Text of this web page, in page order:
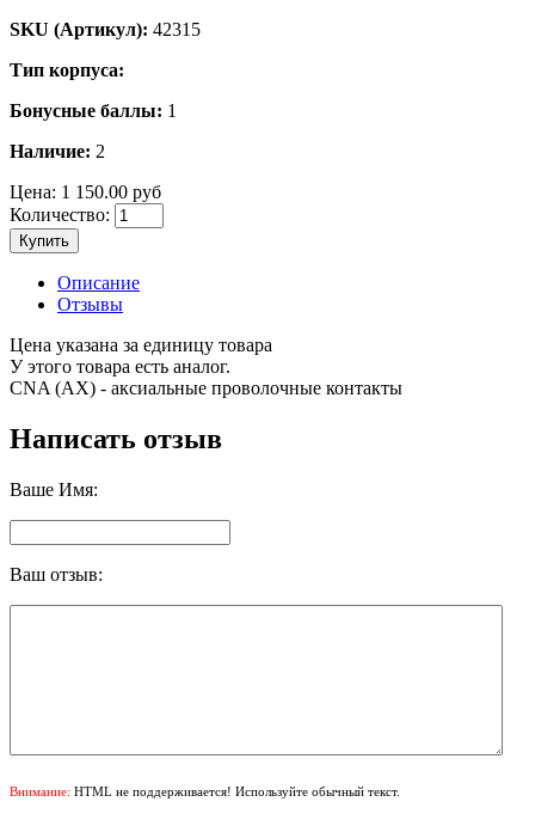
SKU (Артикул): 42315
Тип корпуса:
Бонусные баллы: 1
Наличие: 2
Цена: 1 150.00 руб
Количество:
Купить
Описание
Отзывы
Цена указана за единицу товара
У этого товара есть аналог.
CNA (AX) - аксиальные проволочные контакты
Написать отзыв
Ваше Имя:
Ваш отзыв:
Внимание: HTML не поддерживается! Используйте обычный текст.